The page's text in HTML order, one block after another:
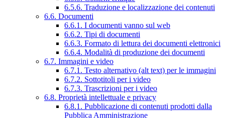
6.5.6. Traduzione e localizzazione dei contenuti
6.6. Documenti
6.6.1. I documenti vanno sul web
6.6.2. Tipi di documenti
6.6.3. Formato di lettura dei documenti elettronici
6.6.4. Modalità di produzione dei documenti
6.7. Immagini e video
6.7.1. Testo alternativo (alt text) per le immagini
6.7.2. Sottotitoli per i video
6.7.3. Trascrizioni per i video
6.8. Proprietà intellettuale e privacy
6.8.1. Pubblicazione di contenuti prodotti dalla
Pubblica Amministrazione